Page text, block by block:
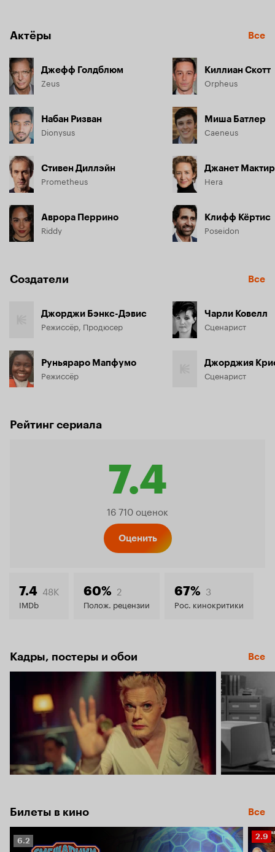
Актёры Все
Джефф Голдблюм
Zeus
Набан Ризван
Dionysus
Стивен Диллэйн
Prometheus
Аврора Перрино
Riddy
Киллиан Скотт
Orpheus
Миша Батлер
Caeneus
Джанет Мактир
Hera
Клифф Кёртис
Poseidon
Создатели Все
Джорджи Бэнкс-Дэвис
Режиссёр, Продюсер
Руньяраро Мапфумо
Режиссёр
Чарли Ковелл
Сценарист
Джорджия
Сценарист
Рейтинг сериала
7.4
Рейтинг
7.4
16 710 оценок
Оценить
7.4 48K
IMDb
60% 2
Полож. рецензии
67% 3
Рос. кинокритики
Кадры, постеры и обои Все
Билеты в кино Все
Рейтинг
6.2 2.9